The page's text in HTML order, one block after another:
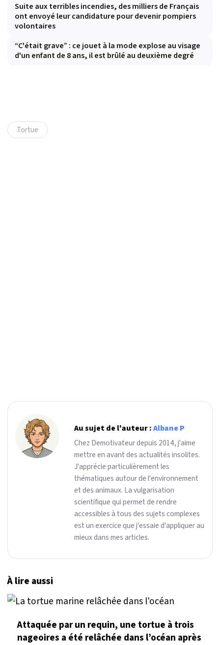
Suite aux terribles incendies, des milliers de Français
ont envoyé leur candidature pour devenir pompiers
volontaires
“C'était grave” : ce jouet à la mode explose au visage
d'un enfant de 8 ans, il est brûlé au deuxième degré
Tortue
Au sujet de l'auteur :Albane P
Chez Demotivateur depuis 2014, j'aime
mettre en avant des actualités insolites.
J'apprécie particulièrement les
thématiques autour de l'environnement
et des animaux. La vulgarisation
scientifique qui permet de rendre
accessibles à tous des sujets complexes
est un exercice que j'essaie d'appliquer au
mieux dans mes articles.
À lire aussi
Attaquée par un requin, une tortue à trois
nageoires a été relâchée dans l’océan après